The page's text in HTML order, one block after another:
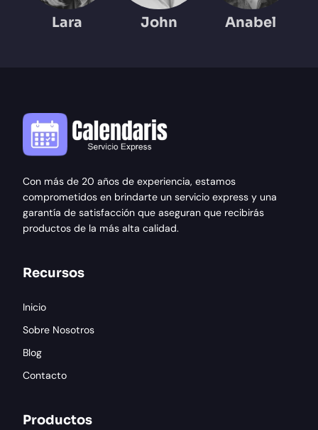
Lara John Anabel
Con más de 20 años de experiencia, estamos
comprometidos en brindarte un servicio express y una
garantía de satisfacción que aseguran que recibirás
productos de la más alta calidad.
Recursos
Inicio
Sobre Nosotros
Blog
Contacto
Productos